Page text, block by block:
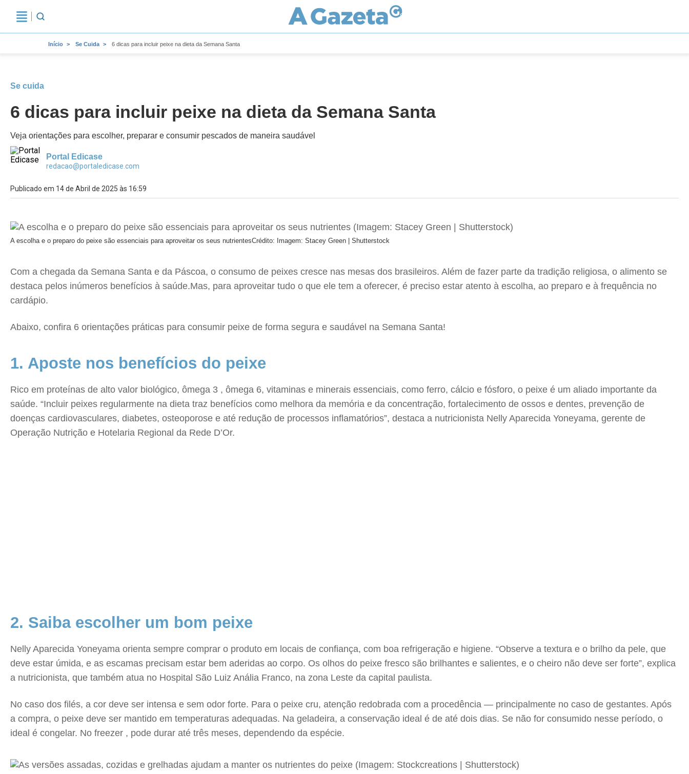
Início Se Cuida 6 dicas para incluir peixe na dieta da Semana Santa
Se cuida
6 dicas para incluir peixe na dieta da Semana Santa
Veja orientações para escolher, preparar e consumir pescados de maneira saudável
Portal Edicase
redacao@portaledicase.com
Publicado em 14 de Abril de 2025 às 16:59
A escolha e o preparo do peixe são essenciais para aproveitar os seus nutrientesCrédito: Imagem: Stacey Green | Shutterstock
Com a chegada da Semana Santa e da Páscoa, o consumo de peixes cresce nas mesas dos brasileiros. Além de fazer parte da tradição religiosa, o alimento se
destaca pelos inúmeros benefícios à saúde.Mas, para aproveitar tudo o que ele tem a oferecer, é preciso estar atento à escolha, ao preparo e à frequência no
cardápio.
Abaixo, confira 6 orientações práticas para consumir peixe de forma segura e saudável na Semana Santa!
1. Aposte nos benefícios do peixe
Rico em proteínas de alto valor biológico, ômega 3 , ômega 6, vitaminas e minerais essenciais, como ferro, cálcio e fósforo, o peixe é um aliado importante da
saúde. “Incluir peixes regularmente na dieta traz benefícios como melhora da memória e da concentração, fortalecimento de ossos e dentes, prevenção de
doenças cardiovasculares, diabetes, osteoporose e até redução de processos inflamatórios”, destaca a nutricionista Nelly Aparecida Yoneyama, gerente de
Operação Nutrição e Hotelaria Regional da Rede D’Or.
2. Saiba escolher um bom peixe
Nelly Aparecida Yoneyama orienta sempre comprar o produto em locais de confiança, com boa refrigeração e higiene. “Observe a textura e o brilho da pele, que
deve estar úmida, e as escamas precisam estar bem aderidas ao corpo. Os olhos do peixe fresco são brilhantes e salientes, e o cheiro não deve ser forte”, explica
a nutricionista, que também atua no Hospital São Luiz Anália Franco, na zona Leste da capital paulista.
No caso dos filés, a cor deve ser intensa e sem odor forte. Para o peixe cru, atenção redobrada com a procedência — principalmente no caso de gestantes. Após
a compra, o peixe deve ser mantido em temperaturas adequadas. Na geladeira, a conservação ideal é de até dois dias. Se não for consumido nesse período, o
ideal é congelar. No freezer , pode durar até três meses, dependendo da espécie.